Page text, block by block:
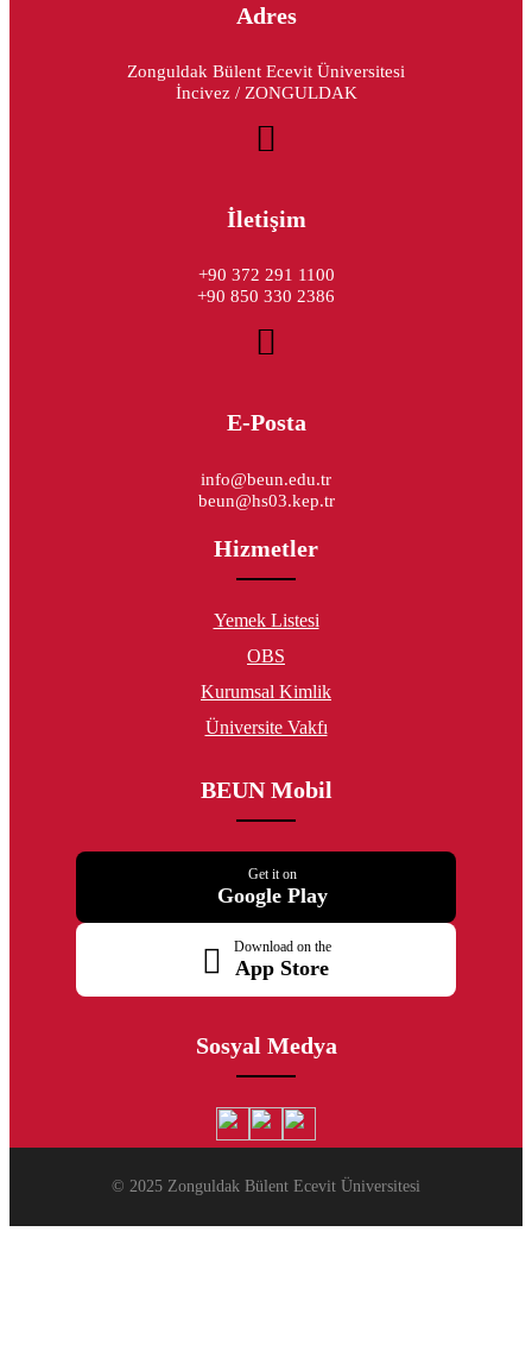
Adres
Zonguldak Bülent Ecevit Üniversitesi
İncivez / ZONGULDAK
İletişim
+90 372 291 1100
+90 850 330 2386
E-Posta
info@beun.edu.tr
beun@hs03.kep.tr
Hizmetler
Yemek Listesi
OBS
Kurumsal Kimlik
Üniversite Vakfı
BEUN Mobil
Get it on
Google Play
Download on the
App Store
Sosyal Medya
© 2025 Zonguldak Bülent Ecevit Üniversitesi